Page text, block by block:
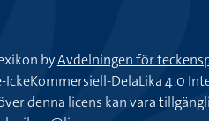
byAvdelningen för
DelaLika 4.0
denna licens kan vara